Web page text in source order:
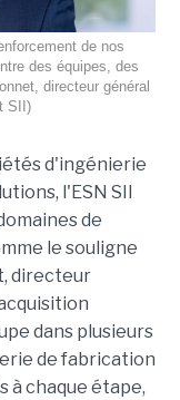
de nos
des équipes, des
directeur général
SII)
d'ingénierie
l'ESN SII
de
le souligne
directeur
dans plusieurs
de fabrication
à chaque étape,